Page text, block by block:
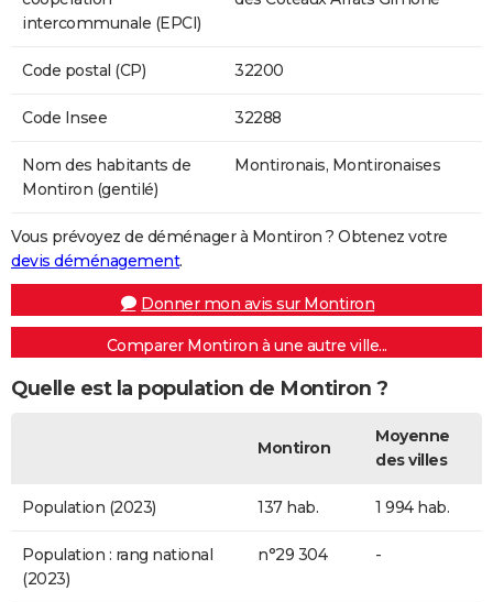
intercommunale (EPCI)
Code postal (CP) 32200
Code Insee 32288
Nom des habitants de
Montiron (gentilé)
Montironais, Montironaises
Vous prévoyez de déménager à Montiron ? Obtenez votre
devis déménagement.
Donner mon avis sur Montiron
Comparer Montiron à une autre ville...
Quelle est la population de Montiron ?
Montiron
Moyenne
des villes
Population (2023) 137 hab. 1 994 hab.
Population : rang national
(2023)
n°29 304 -